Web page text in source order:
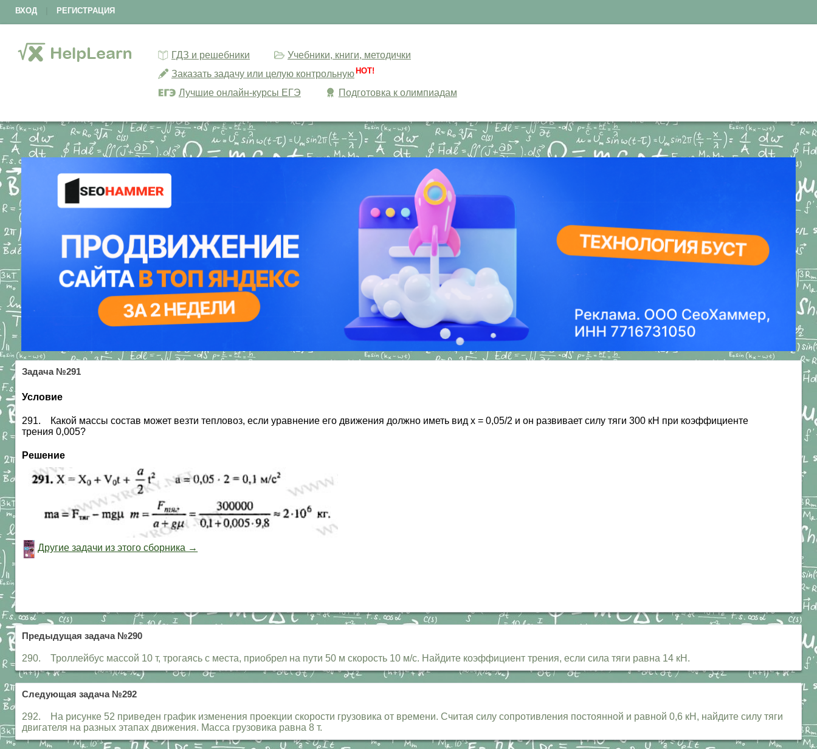
ВХОД РЕГИСТРАЦИЯ
ГДЗ и решебники
Учебники, книги, методички
Заказать задачу или целую контрольную HOT!
Лучшие онлайн-курсы ЕГЭ Подготовка к олимпиадам
Задача №291
Условие
291. Какой массы состав может везти тепловоз, если уравнение его движения должно иметь вид х = 0,05/2 и он развивает силу тяги 300 кН при коэффициенте
трения 0,005?
Решение
Другие задачи из этого сборника →
Предыдущая задача №290
290. Троллейбус массой 10 т, трогаясь с места, приобрел на пути 50 м скорость 10 м/с. Найдите коэффициент трения, если сила тяги равна 14 кН.
Следующая задача №292
292. На рисунке 52 приведен график изменения проекции скорости грузовика от времени. Считая силу сопротивления постоянной и равной 0,6 кН, найдите силу тяги
двигателя на разных этапах движения. Масса грузовика равна 8 т.